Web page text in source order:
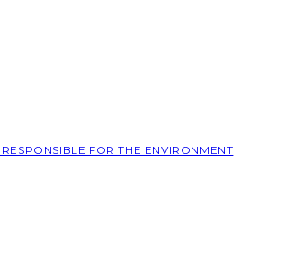
FOR THE ENVIRONMENT